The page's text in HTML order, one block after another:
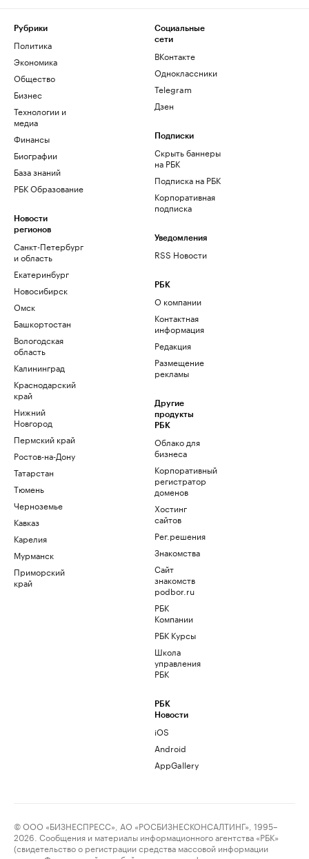
Рубрики
Политика
Экономика
Общество
Бизнес
Технологии и
медиа
Финансы
Биографии
База знаний
РБК Образование
Новости
регионов
Санкт-Петербург
и область
Екатеринбург
Новосибирск
Омск
Башкортостан
Вологодская
область
Калининград
Краснодарский
край
Нижний
Новгород
Пермский край
Ростов-на-Дону
Татарстан
Тюмень
Черноземье
Кавказ
Карелия
Мурманск
Приморский
край
Социальные
сети
ВКонтакте
Одноклассники
Telegram
Дзен
Подписки
Скрыть баннеры
на РБК
Подписка на РБК
Корпоративная
подписка
Уведомления
RSS Новости
РБК
О компании
Контактная
информация
Редакция
Размещение
рекламы
Другие
продукты
РБК
Облако для
бизнеса
Корпоративный
регистратор
доменов
Хостинг
сайтов
Рег.решения
Знакомства
Сайт
знакомств
podbor.ru
РБК
Компании
РБК Курсы
Школа
управления
РБК
РБК
Новости
iOS
Android
AppGallery
© ООО «БИЗНЕСПРЕСС», АО «РОСБИЗНЕСКОНСАЛТИНГ», 1995–
2026. Сообщения и материалы информационного агентства «РБК»
(свидетельство о регистрации средства массовой информации